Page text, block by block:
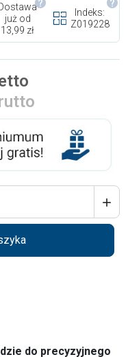
już od
13,99 zł
Indeks:
Z019228

do precyzyjnego